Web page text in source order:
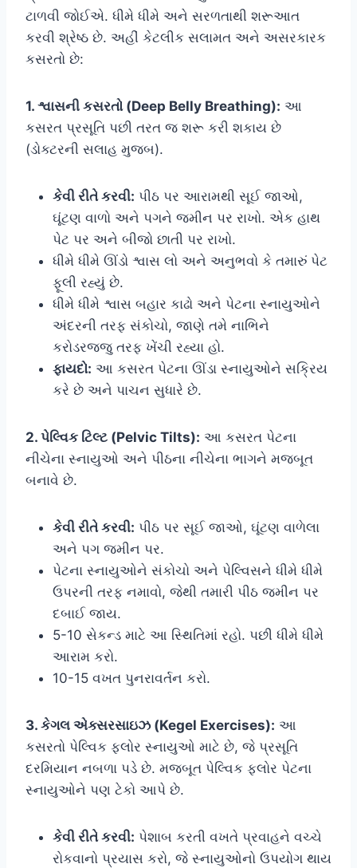
ટાળવી જોઈએ. ધીમે ધીમે અને સરળતાથી શરૂઆત
કરવી શ્રેષ્ઠ છે. અહીં કેટલીક સલામત અને અસરકારક
કસરતો છે:
1. શ્વાસની કસરતો (Deep Belly Breathing): આ
કસરત પ્રસૂતિ પછી તરત જ શરૂ કરી શકાય છે
(ડોક્ટરની સલાહ મુજબ).
કેવી રીતે કરવી: પીઠ પર આરામથી સૂઈ જાઓ,
ઘૂંટણ વાળો અને પગને જમીન પર રાખો. એક હાથ
પેટ પર અને બીજો છાતી પર રાખો.
ધીમે ધીમે ઊંડો શ્વાસ લો અને અનુભવો કે તમારું પેટ
ફૂલી રહ્યું છે.
ધીમે ધીમે શ્વાસ બહાર કાઢો અને પેટના સ્નાયુઓને
અંદરની તરફ સંકોચો, જાણે તમે નાભિને
કરોડરજ્જુ તરફ ખેંચી રહ્યા હો.
ફાયદો: આ કસરત પેટના ઊંડા સ્નાયુઓને સક્રિય
કરે છે અને પાચન સુધારે છે.
2. પેલ્વિક ટિલ્ટ (Pelvic Tilts): આ કસરત પેટના
નીચેના સ્નાયુઓ અને પીઠના નીચેના ભાગને મજબૂત
બનાવે છે.
કેવી રીતે કરવી: પીઠ પર સૂઈ જાઓ, ઘૂંટણ વાળેલા
અને પગ જમીન પર.
પેટના સ્નાયુઓને સંકોચો અને પેલ્વિસને ધીમે ધીમે
ઉપરની તરફ નમાવો, જેથી તમારી પીઠ જમીન પર
દબાઈ જાય.
5-10 સેકન્ડ માટે આ સ્થિતિમાં રહો. પછી ધીમે ધીમે
આરામ કરો.
10-15 વખત પુનરાવર્તન કરો.
3. કેગલ એક્સરસાઇઝ (Kegel Exercises): આ
કસરતો પેલ્વિક ફ્લોર સ્નાયુઓ માટે છે, જે પ્રસૂતિ
દરમિયાન નબળા પડે છે. મજબૂત પેલ્વિક ફ્લોર પેટના
સ્નાયુઓને પણ ટેકો આપે છે.
કેવી રીતે કરવી: પેશાબ કરતી વખતે પ્રવાહને વચ્ચે
રોકવાનો પ્રયાસ કરો, જે સ્નાયુઓનો ઉપયોગ થાય